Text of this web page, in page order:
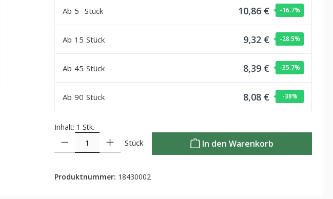
Ab 5 Stück 10,86 € -16.7%
Ab 15 Stück 9,32 € -28.5%
Ab 45 Stück 8,39 € -35.7%
Ab 90 Stück 8,08 € -38%
Inhalt: 1 Stk.
Stück In den Warenkorb
Produktnummer: 18430002